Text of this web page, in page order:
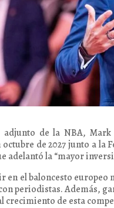
adjunto de la NBA,
de 2027 junto a la
adelantó la “mayor
en el baloncesto
periodistas. Además,
crecimiento de esta